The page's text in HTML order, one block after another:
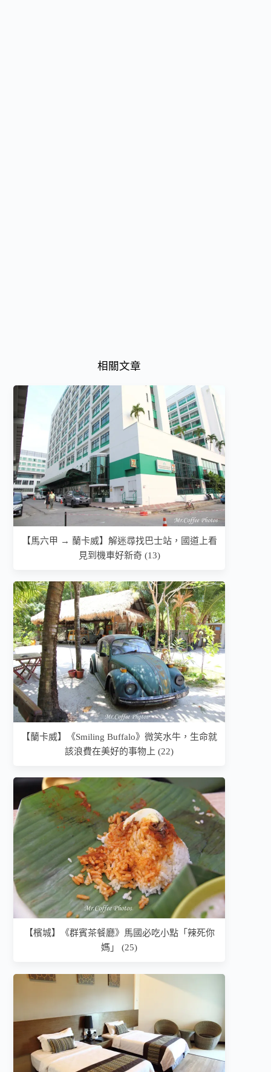
相關文章
【馬六甲 → 蘭卡威】解迷尋找巴士站，國道上看
見到機車好新奇 (13)
【蘭卡威】《Smiling Buffalo》微笑水牛，生命就
該浪費在美好的事物上 (22)
【檳城】《群賓茶餐廳》馬國必吃小點「辣死你
媽」 (25)